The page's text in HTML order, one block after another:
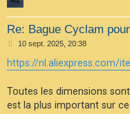
Re: Bague Cyclam
M
s
s
g
e
10 sept. 2025, 20:38
https://nl.aliexpress.com/
Toutes les dimensions
est la plus important sur